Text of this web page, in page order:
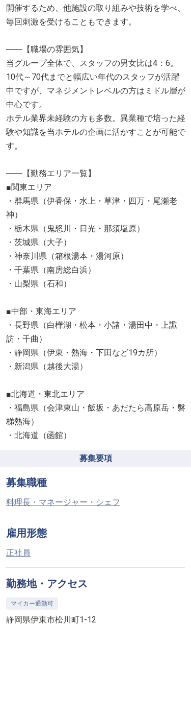
開催するため、他施設の取り組みや技術を学べ、
毎回刺激を受けることもできます。
――【職場の雰囲気】
当グループ全体で、スタッフの男女比は4：6。
10代～70代までと幅広い年代のスタッフが活躍
中ですが、マネジメントレベルの方はミドル層が
中心です。
ホテル業界未経験の方も多数。異業種で培った経
験や知識を当ホテルの企画に活かすことが可能で
す。
――【勤務エリア一覧】
■関東エリア
・群馬県（伊香保・水上・草津・四万・尾瀬老
神）
・栃木県（鬼怒川・日光・那須塩原）
・茨城県（大子）
・神奈川県（箱根湯本・湯河原）
・千葉県（南房総白浜）
・山梨県（石和）
■中部・東海エリア
・長野県（白樺湖・松本・小諸・湯田中・上諏
訪・千曲）
・静岡県（伊東・熱海・下田など19カ所）
・新潟県（越後大湯）
■北海道・東北エリア
・福島県（会津東山・飯坂・あだたら高原岳・磐
梯熱海）
・北海道（函館）
募集要項
募集職種
料理長・マネージャー・シェフ
雇用形態
正社員
勤務地・アクセス
マイカー通勤可
静岡県伊東市松川町1-12